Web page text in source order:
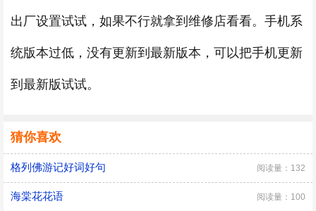
出厂设置试试，如果不行就拿到维修店看看。手机系
统版本过低，没有更新到最新版本，可以把手机更新
到最新版试试。
猜你喜欢
格列佛游记好词好句 阅读量：132
海棠花花语 阅读量：100